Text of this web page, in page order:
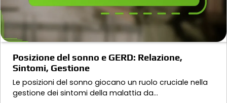
Posizione del sonno e GERD: Relazione,
Sintomi, Gestione
Le posizioni del sonno giocano un ruolo cruciale nella
gestione dei sintomi della malattia da…